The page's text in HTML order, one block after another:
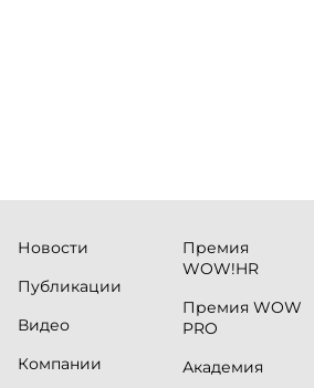
Новости
Публикации
Видео
Компании
Премия
WOW!HR
Премия WOW
PRO
Академия